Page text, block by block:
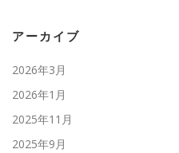
アーカイブ
2026年3月
2026年1月
2025年11月
2025年9月